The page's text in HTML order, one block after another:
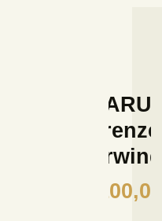
Grenzen
1.100,00